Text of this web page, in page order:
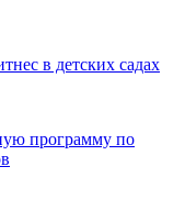
в детских садах
программу по